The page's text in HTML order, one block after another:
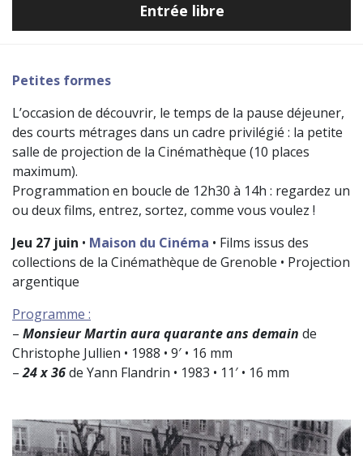
Entrée libre
Petites formes
L’occasion de découvrir, le temps de la pause déjeuner,
des courts métrages dans un cadre privilégié : la petite
salle de projection de la Cinémathèque (10 places
maximum).
Programmation en boucle de 12h30 à 14h : regardez un
ou deux films, entrez, sortez, comme vous voulez !
Jeu 27 juin • Maison du Cinéma • Films issus des
collections de la Cinémathèque de Grenoble • Projection
argentique
Programme :
– Monsieur Martin aura quarante ans demain de
Christophe Jullien • 1988 • 9′ • 16 mm
–24 x 36de Yann Flandrin • 1983 • 11′ • 16 mm